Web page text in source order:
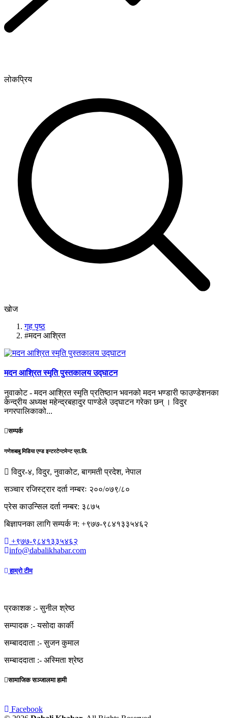
लोकप्रिय
खोज
गृह पृष्ठ
#मदन आश्रित
मदन आश्रित स्मृति पुस्तकालय उद्घाटन
नुवाकोट - मदन आश्रित स्मृति प्रतिष्ठान भवनको मदन भण्डारी फाउण्डेशनका
केन्द्रीय अध्यक्ष महेन्द्रबहादुर पाण्डेले उद्घाटन गरेका छन् । विदुर
नगरपालिकाको...
सम्पर्क
गणेशबाबु मिडिया एण्ड इन्टरटेन्टमेन्ट प्रा.लि.
विदुर-४, विदुर, नुवाकोट, बागमती प्रदेश, नेपाल
सञ्चार रजिस्ट्रार दर्ता नम्बरः २००/०७९/८०
प्रेस काउन्सिल दर्ता नम्बर: ३८७५
बिज्ञापनका लागि सम्पर्क न: +९७७-९८४१३३५४६२
+९७७-९८४१३३५४६२
info@dabalikhabar.com
हाम्रो टीम
प्रकाशक :-सुनील श्रेष्ठ
सम्पादक :-यसोदा कार्की
सम्बाददाता :-सुजन कुमाल
सम्बाददाता :- अस्मिता श्रेष्ठ
सामाजिक सञ्जालमा हामी
Facebook